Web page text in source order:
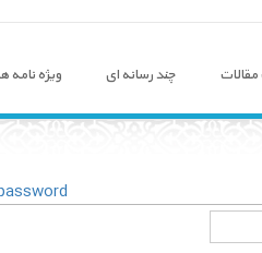
مقالات چند رسانه ای ویژه نامه